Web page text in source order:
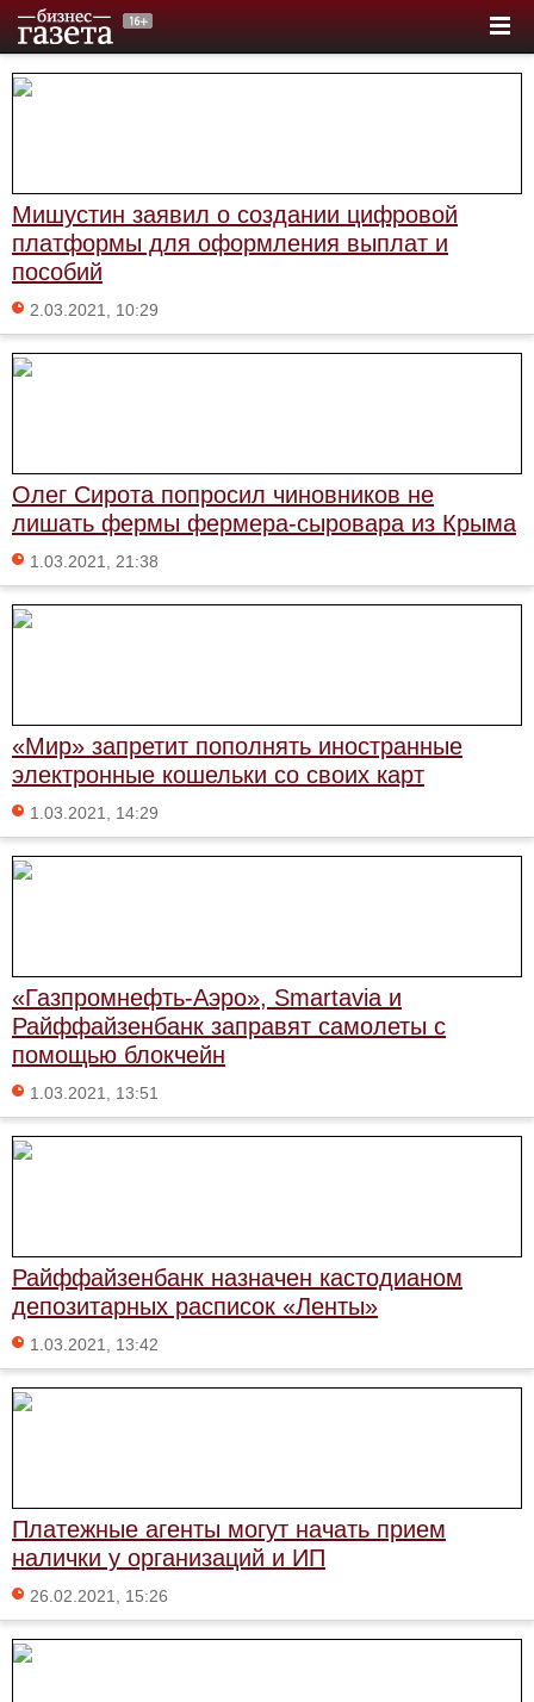
Мишустин заявил о создании цифровой
платформы для оформления выплат и
пособий
2.03.2021, 10:29
Олег Сирота попросил чиновников не
лишать фермы фермера-сыровара из Крыма
1.03.2021, 21:38
«Мир» запретит пополнять иностранные
электронные кошельки со своих карт
1.03.2021, 14:29
«Газпромнефть-Аэро», Smartavia и
Райффайзенбанк заправят самолеты с
помощью блокчейн
1.03.2021, 13:51
Райффайзенбанк назначен кастодианом
депозитарных расписок «Ленты»
1.03.2021, 13:42
Платежные агенты могут начать прием
налички у организаций и ИП
26.02.2021, 15:26